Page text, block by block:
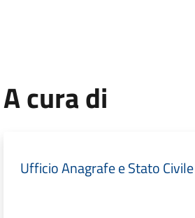
A cura di
Ufficio Anagrafe e Stato Civile